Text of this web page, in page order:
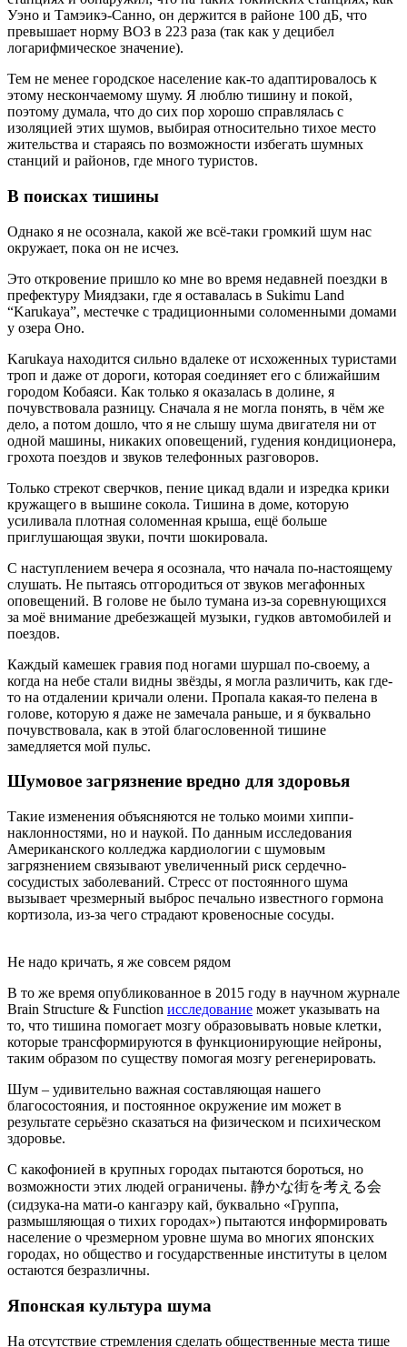
Уэно и Тамэикэ-Санно, он держится в районе 100 дБ, что
превышает норму ВОЗ в 223 раза (так как у децибел
логарифмическое значение).
Тем не менее городское население как-то адаптировалось к
этому нескончаемому шуму. Я люблю тишину и покой,
поэтому думала, что до сих пор хорошо справлялась с
изоляцией этих шумов, выбирая относительно тихое место
жительства и стараясь по возможности избегать шумных
станций и районов, где много туристов.
В поисках тишины
Однако я не осознала, какой же всё-таки громкий шум нас
окружает, пока он не исчез.
Это откровение пришло ко мне во время недавней поездки в
префектуру Миядзаки, где я оставалась в Sukimu Land
“Karukaya”, местечке с традиционными соломенными домами
у озера Оно.
Karukaya находится сильно вдалеке от исхоженных туристами
троп и даже от дороги, которая соединяет его с ближайшим
городом Кобаяси. Как только я оказалась в долине, я
почувствовала разницу. Сначала я не могла понять, в чём же
дело, а потом дошло, что я не слышу шума двигателя ни от
одной машины, никаких оповещений, гудения кондиционера,
грохота поездов и звуков телефонных разговоров.
Только стрекот сверчков, пение цикад вдали и изредка крики
кружащего в вышине сокола. Тишина в доме, которую
усиливала плотная соломенная крыша, ещё больше
приглушающая звуки, почти шокировала.
С наступлением вечера я осознала, что начала по-настоящему
слушать. Не пытаясь отгородиться от звуков мегафонных
оповещений. В голове не было тумана из-за соревнующихся
за моё внимание дребезжащей музыки, гудков автомобилей и
поездов.
Каждый камешек гравия под ногами шуршал по-своему, а
когда на небе стали видны звёзды, я могла различить, как где-
то на отдалении кричали олени. Пропала какая-то пелена в
голове, которую я даже не замечала раньше, и я буквально
почувствовала, как в этой благословенной тишине
замедляется мой пульс.
Шумовое загрязнение вредно для здоровья
Такие изменения объясняются не только моими хиппи-
наклонностями, но и наукой. По данным исследования
Американского колледжа кардиологии с шумовым
загрязнением связывают увеличенный риск сердечно-
сосудистых заболеваний. Стресс от постоянного шума
вызывает чрезмерный выброс печально известного гормона
кортизола, из-за чего страдают кровеносные сосуды.
Не надо кричать, я же совсем рядом
В то же время опубликованное в 2015 году в научном журнале
Brain Structure & Function исследование может указывать на
то, что тишина помогает мозгу образовывать новые клетки,
которые трансформируются в функционирующие нейроны,
таким образом по существу помогая мозгу регенерировать.
Шум – удивительно важная составляющая нашего
благосостояния, и постоянное окружение им может в
результате серьёзно сказаться на физическом и психическом
здоровье.
С какофонией в крупных городах пытаются бороться, но
возможности этих людей ограничены. 静かな街を考える会
(сидзука-на мати-о кангаэру кай, буквально «Группа,
размышляющая о тихих городах») пытаются информировать
население о чрезмерном уровне шума во многих японских
городах, но общество и государственные институты в целом
остаются безразличны.
Японская культура шума
На отсутствие стремления сделать общественные места тише